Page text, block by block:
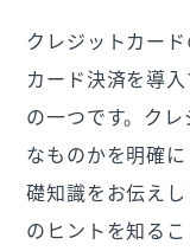
クレジットカー
カード決済を導
の一つです。ク
なものかを明確
礎知識をお伝え
のヒントを知る